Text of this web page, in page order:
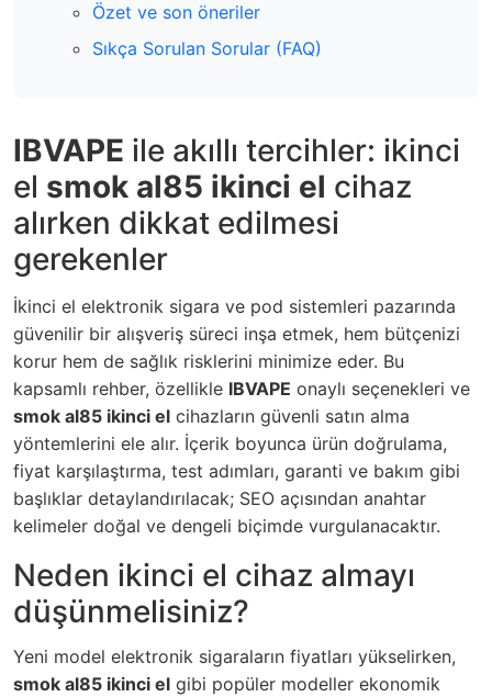
Özet ve son öneriler
Sıkça Sorulan Sorular (FAQ)
IBVAPE ile akıllı tercihler: ikinci
el smok al85 ikinci el cihaz
alırken dikkat edilmesi
gerekenler
İkinci el elektronik sigara ve pod sistemleri pazarında
güvenilir bir alışveriş süreci inşa etmek, hem bütçenizi
korur hem de sağlık risklerini minimize eder. Bu
kapsamlı rehber, özellikle IBVAPE onaylı seçenekleri ve
smok al85 ikinci el cihazların güvenli satın alma
yöntemlerini ele alır. İçerik boyunca ürün doğrulama,
fiyat karşılaştırma, test adımları, garanti ve bakım gibi
başlıklar detaylandırılacak; SEO açısından anahtar
kelimeler doğal ve dengeli biçimde vurgulanacaktır.
Neden ikinci el cihaz almayı
düşünmelisiniz?
Yeni model elektronik sigaraların fiyatları yükselirken,
smok al85 ikinci el gibi popüler modeller ekonomik